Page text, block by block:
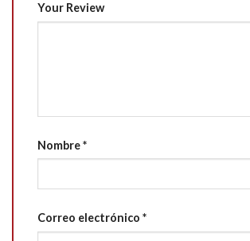
Your Review
Nombre*
Correo electrónico *